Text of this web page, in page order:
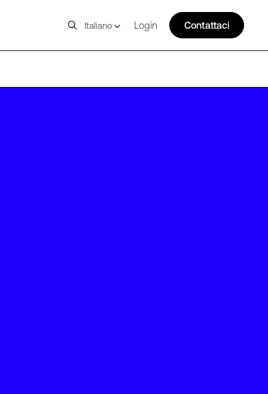
Italiano Login Contattaci
SP02